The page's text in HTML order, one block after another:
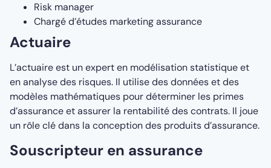
Risk manager
Chargé d’études marketing assurance
Actuaire
L’actuaire est un expert en modélisation statistique et
en analyse des risques. Il utilise des données et des
modèles mathématiques pour déterminer les primes
d’assurance et assurer la rentabilité des contrats. Il joue
un rôle clé dans la conception des produits d’assurance.
Souscripteur en assurance